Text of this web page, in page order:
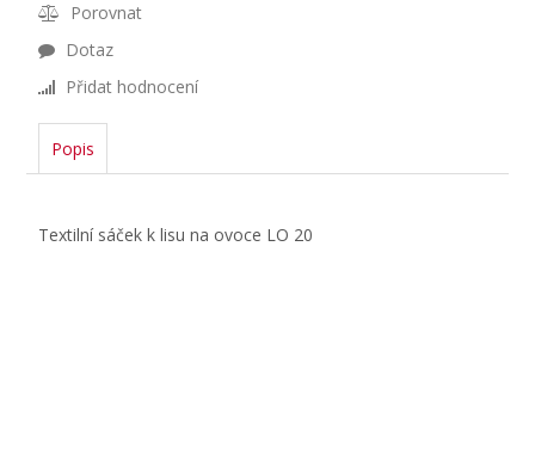
Porovnat
Dotaz
Přidat hodnocení
Popis
Textilní sáček k lisu na ovoce LO 20